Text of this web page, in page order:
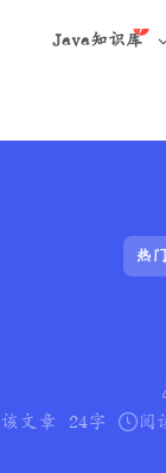
热门
该文章
24字 阅
Java知识库